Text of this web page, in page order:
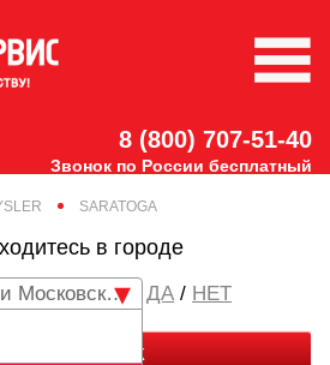
8 (800) 707-51-40
Звонок по России бесплатный
SARATOGA
в городе
Московская область
/ НЕТ
ЗВОНОК